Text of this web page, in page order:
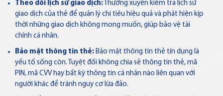
Theo dõi lịch sử giao dịch: Thường xuyên kiểm tra lịch sử
giao dịch của thẻ để quản lý chi tiêu hiệu quả và phát hiện kịp
thời những giao dịch không mong muốn, giúp bảo vệ tài
chính cá nhân.
Bảo mật thông tin thẻ: Bảo mật thông tin thẻ tín dụng là
yếu tố sống còn. Tuyệt đối không chia sẻ thông tin thẻ, mã
PIN, mã CVV hay bất kỳ thông tin cá nhân nào liên quan với
người khác để tránh nguy cơ lừa đảo.